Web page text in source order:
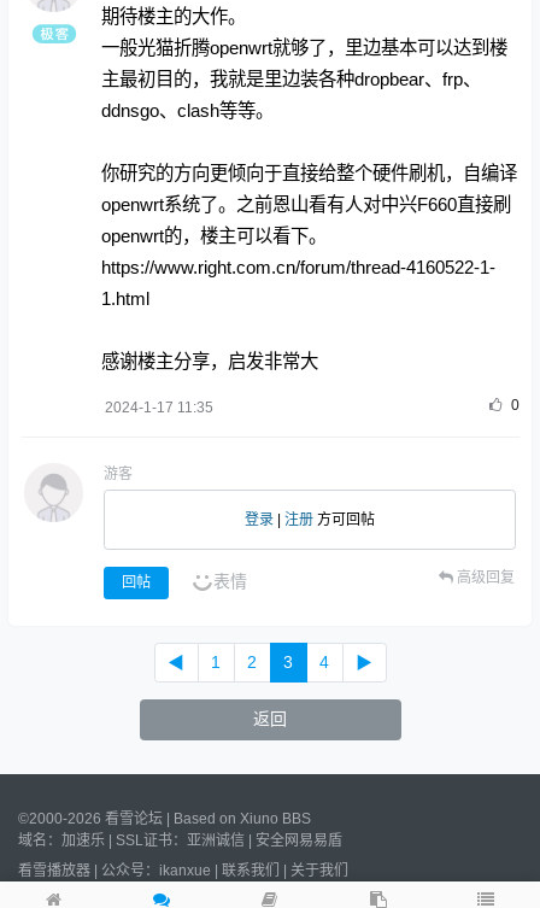
期待楼主的大作。
一般光猫折腾openwrt就够了，里边基本可以达到楼
主最初目的，我就是里边装各种dropbear、frp、
ddnsgo、clash等等。
你研究的方向更倾向于直接给整个硬件刷机，自编译
openwrt系统了。之前恩山看有人对中兴F660直接刷
openwrt的，楼主可以看下。
https://www.right.com.cn/forum/thread-4160522-1-
1.html
感谢楼主分享，启发非常大
2024-1-17 11:35 0
游客
登录 注册 方可回帖
回帖 表情 高级回复
◀ 1 2 3 4 ▶
返回
©2000-2026 看雪论坛 | Based on Xiuno BBS
域名： 加速乐 | SSL证书： 亚洲诚信 | 安全网易易盾
看雪播放器 | 公众号：ikanxue | 联系我们 | 关于我们
Processed:
s, SQL: 沪ICP备2022023406号 /沪公网安备